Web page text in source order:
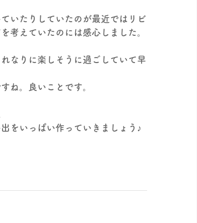
いたりしていたのが最近ではリビ
考えていたのには感心しました。
なりに楽しそうに過ごしていて早
ね。良いことです。
をいっぱい作っていきましょう♪